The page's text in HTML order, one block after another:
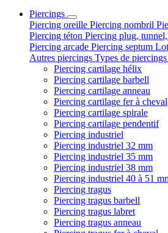
Piercings
Piercing oreille Piercing nombril
Piercing téton Piercing plug,
Piercing arcade Piercing septum
Autres piercings Types de piercings
Piercing cartilage hélix
Piercing cartilage barbell
Piercing cartilage anneau
Piercing cartilage fer à cheval
Piercing cartilage spirale
Piercing cartilage pendentif
Piercing industriel
Piercing industriel 32 mm
Piercing industriel 35 mm
Piercing industriel 38 mm
Piercing industriel 40 à 51
Piercing tragus
Piercing tragus barbell
Piercing tragus labret
Piercing tragus anneau